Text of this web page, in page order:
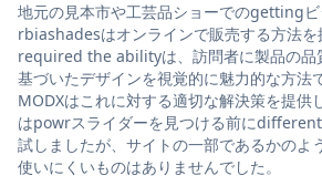
地元の見本市や工芸品ショーでのgettingビ
rbiashadesはオンラインで販売する方法を
required the abilityは、訪問者に製品の品
基づいたデザインを視覚的に魅力的な方法
MODXはこれに対する適切な解決策を提供
はpowrスライダーを見つける前に
試しましたが、サイトの一部であるかのよ
使いにくいものはありませんでした。